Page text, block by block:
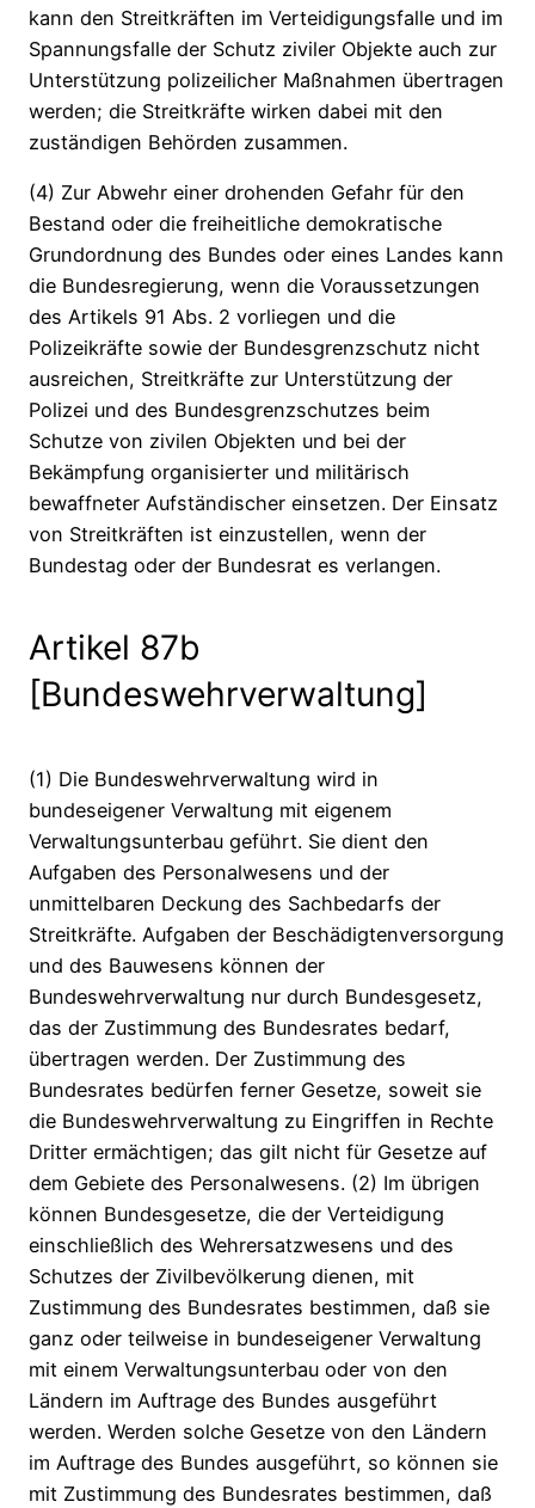
kann den Streitkräften im Verteidigungsfalle und im
Spannungsfalle der Schutz ziviler Objekte auch zur
Unterstützung polizeilicher Maßnahmen übertragen
werden; die Streitkräfte wirken dabei mit den
zuständigen Behörden zusammen.
(4) Zur Abwehr einer drohenden Gefahr für den
Bestand oder die freiheitliche demokratische
Grundordnung des Bundes oder eines Landes kann
die Bundesregierung, wenn die Voraussetzungen
des Artikels 91 Abs. 2 vorliegen und die
Polizeikräfte sowie der Bundesgrenzschutz nicht
ausreichen, Streitkräfte zur Unterstützung der
Polizei und des Bundesgrenzschutzes beim
Schutze von zivilen Objekten und bei der
Bekämpfung organisierter und militärisch
bewaffneter Aufständischer einsetzen. Der Einsatz
von Streitkräften ist einzustellen, wenn der
Bundestag oder der Bundesrat es verlangen.
Artikel 87b
[Bundeswehrverwaltung]
(1) Die Bundeswehrverwaltung wird in
bundeseigener Verwaltung mit eigenem
Verwaltungsunterbau geführt. Sie dient den
Aufgaben des Personalwesens und der
unmittelbaren Deckung des Sachbedarfs der
Streitkräfte. Aufgaben der Beschädigtenversorgung
und des Bauwesens können der
Bundeswehrverwaltung nur durch Bundesgesetz,
das der Zustimmung des Bundesrates bedarf,
übertragen werden. Der Zustimmung des
Bundesrates bedürfen ferner Gesetze, soweit sie
die Bundeswehrverwaltung zu Eingriffen in Rechte
Dritter ermächtigen; das gilt nicht für Gesetze auf
dem Gebiete des Personalwesens. (2) Im übrigen
können Bundesgesetze, die der Verteidigung
einschließlich des Wehrersatzwesens und des
Schutzes der Zivilbevölkerung dienen, mit
Zustimmung des Bundesrates bestimmen, daß sie
ganz oder teilweise in bundeseigener Verwaltung
mit einem Verwaltungsunterbau oder von den
Ländern im Auftrage des Bundes ausgeführt
werden. Werden solche Gesetze von den Ländern
im Auftrage des Bundes ausgeführt, so können sie
mit Zustimmung des Bundesrates bestimmen, daß